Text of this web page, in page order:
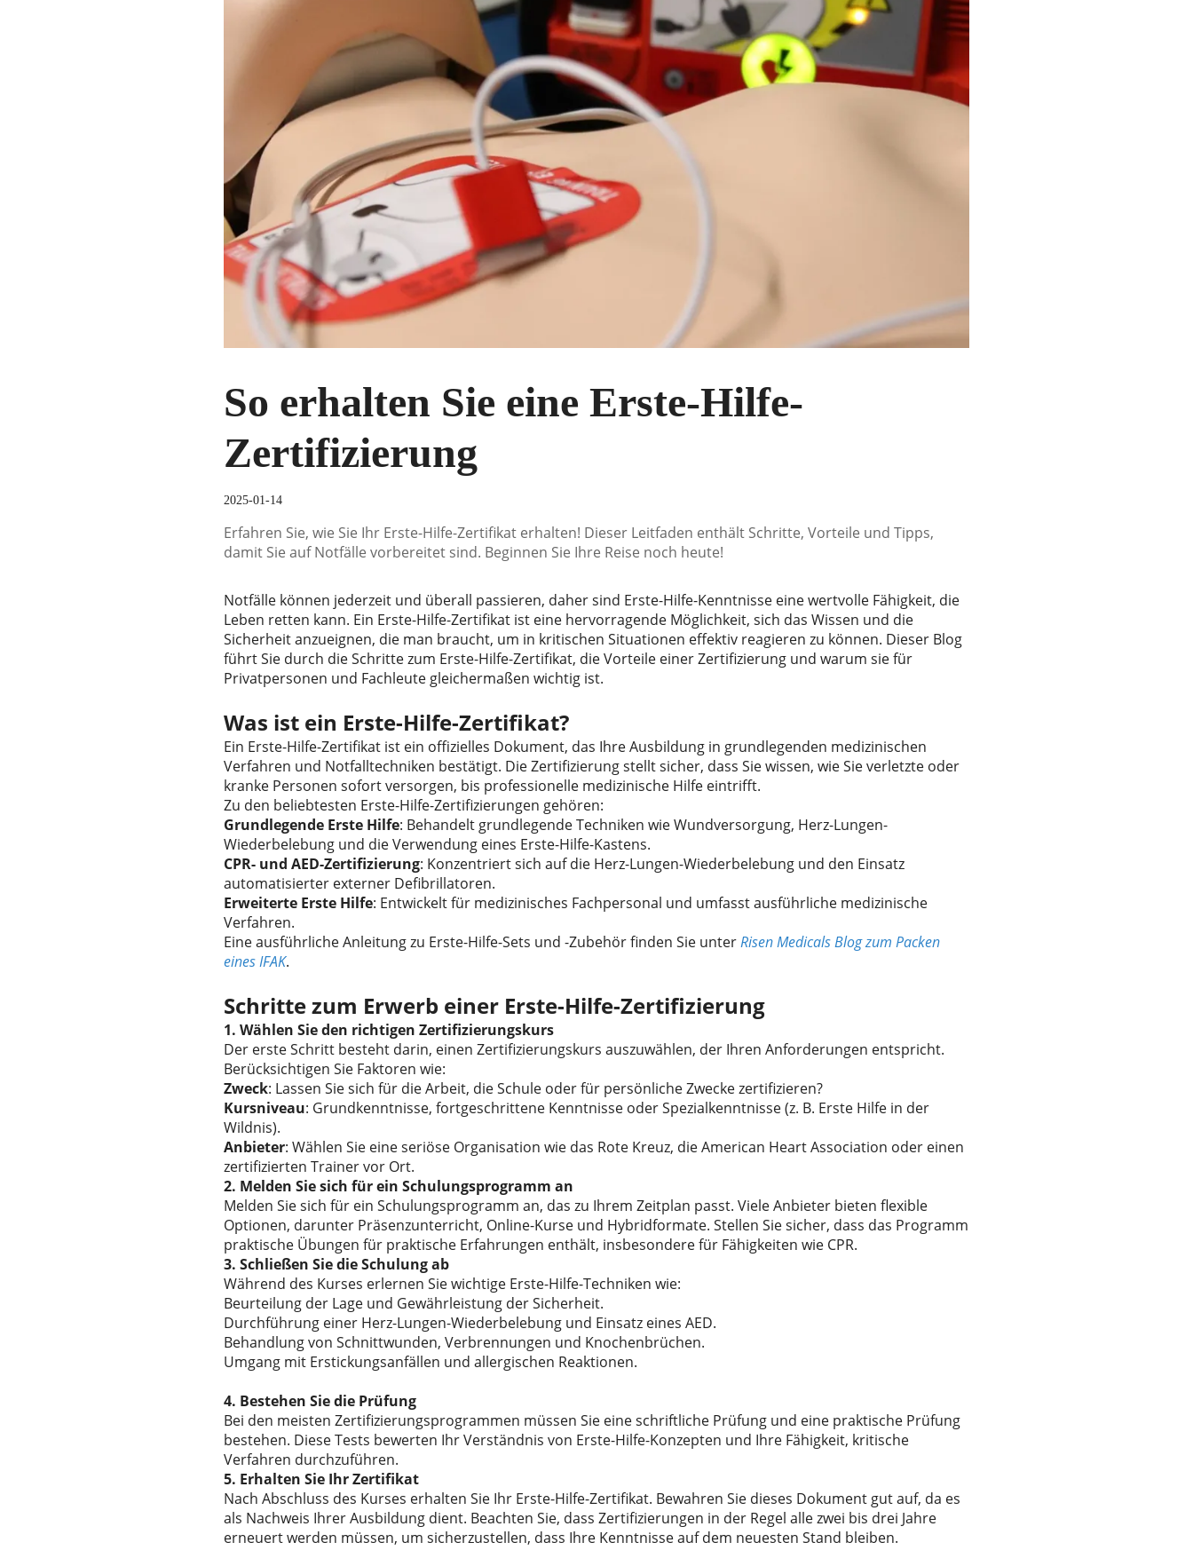
So erhalten Sie eine Erste-Hilfe-
Zertifizierung
2025-01-14
Erfahren Sie, wie Sie Ihr Erste-Hilfe-Zertifikat erhalten! Dieser Leitfaden enthält Schritte, Vorteile und Tipps,
damit Sie auf Notfälle vorbereitet sind. Beginnen Sie Ihre Reise noch heute!
Notfälle können jederzeit und überall passieren, daher sind Erste-Hilfe-Kenntnisse eine wertvolle Fähigkeit, die
Leben retten kann. Ein Erste-Hilfe-Zertifikat ist eine hervorragende Möglichkeit, sich das Wissen und die
Sicherheit anzueignen, die man braucht, um in kritischen Situationen effektiv reagieren zu können. Dieser Blog
führt Sie durch die Schritte zum Erste-Hilfe-Zertifikat, die Vorteile einer Zertifizierung und warum sie für
Privatpersonen und Fachleute gleichermaßen wichtig ist.
Was ist ein Erste-Hilfe-Zertifikat?
Ein Erste-Hilfe-Zertifikat ist ein offizielles Dokument, das Ihre Ausbildung in grundlegenden medizinischen
Verfahren und Notfalltechniken bestätigt. Die Zertifizierung stellt sicher, dass Sie wissen, wie Sie verletzte oder
kranke Personen sofort versorgen, bis professionelle medizinische Hilfe eintrifft.
Zu den beliebtesten Erste-Hilfe-Zertifizierungen gehören:
Grundlegende Erste Hilfe: Behandelt grundlegende Techniken wie Wundversorgung, Herz-Lungen-
Wiederbelebung und die Verwendung eines Erste-Hilfe-Kastens.
CPR- und AED-Zertifizierung: Konzentriert sich auf die Herz-Lungen-Wiederbelebung und den Einsatz
automatisierter externer Defibrillatoren.
Erweiterte Erste Hilfe: Entwickelt für medizinisches Fachpersonal und umfasst ausführliche medizinische
Verfahren.
Eine ausführliche Anleitung zu Erste-Hilfe-Sets und -Zubehör finden Sie unterRisen Medicals Blog zum Packen
eines IFAK.
Schritte zum Erwerb einer Erste-Hilfe-Zertifizierung
1. Wählen Sie den richtigen Zertifizierungskurs
Der erste Schritt besteht darin, einen Zertifizierungskurs auszuwählen, der Ihren Anforderungen entspricht.
Berücksichtigen Sie Faktoren wie:
Zweck: Lassen Sie sich für die Arbeit, die Schule oder für persönliche Zwecke zertifizieren?
Kursniveau: Grundkenntnisse, fortgeschrittene Kenntnisse oder Spezialkenntnisse (z. B. Erste Hilfe in der
Wildnis).
Anbieter: Wählen Sie eine seriöse Organisation wie das Rote Kreuz, die American Heart Association oder einen
zertifizierten Trainer vor Ort.
2. Melden Sie sich für ein Schulungsprogramm an
Melden Sie sich für ein Schulungsprogramm an, das zu Ihrem Zeitplan passt. Viele Anbieter bieten flexible
Optionen, darunter Präsenzunterricht, Online-Kurse und Hybridformate. Stellen Sie sicher, dass das Programm
praktische Übungen für praktische Erfahrungen enthält, insbesondere für Fähigkeiten wie CPR.
3. Schließen Sie die Schulung ab
Während des Kurses erlernen Sie wichtige Erste-Hilfe-Techniken wie:
Beurteilung der Lage und Gewährleistung der Sicherheit.
Durchführung einer Herz-Lungen-Wiederbelebung und Einsatz eines AED.
Behandlung von Schnittwunden, Verbrennungen und Knochenbrüchen.
Umgang mit Erstickungsanfällen und allergischen Reaktionen.
4. Bestehen Sie die Prüfung
Bei den meisten Zertifizierungsprogrammen müssen Sie eine schriftliche Prüfung und eine praktische Prüfung
bestehen. Diese Tests bewerten Ihr Verständnis von Erste-Hilfe-Konzepten und Ihre Fähigkeit, kritische
Verfahren durchzuführen.
5. Erhalten Sie Ihr Zertifikat
Nach Abschluss des Kurses erhalten Sie Ihr Erste-Hilfe-Zertifikat. Bewahren Sie dieses Dokument gut auf, da es
als Nachweis Ihrer Ausbildung dient. Beachten Sie, dass Zertifizierungen in der Regel alle zwei bis drei Jahre
erneuert werden müssen, um sicherzustellen, dass Ihre Kenntnisse auf dem neuesten Stand bleiben.